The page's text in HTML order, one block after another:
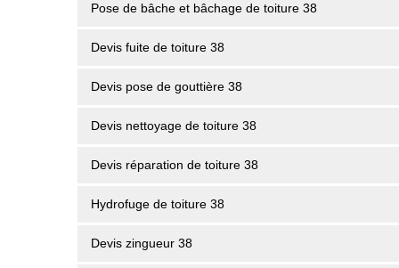
Pose de bâche et bâchage de toiture 38
Devis fuite de toiture 38
Devis pose de gouttière 38
Devis nettoyage de toiture 38
Devis réparation de toiture 38
Hydrofuge de toiture 38
Devis zingueur 38